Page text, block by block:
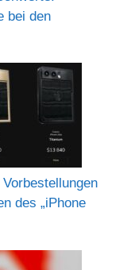
bei den
des „iPhone